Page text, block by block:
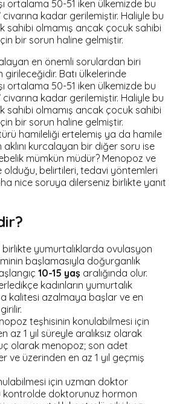
ortalama 50-51 iken ülkemizde bu
kadar gerilemiştir. Haliyle bu
sahibi olmamış ancak çocuk sahibi
bir sorun haline gelmiştir.
en önemli sorulardan biri
Batı ülkelerinde
ortalama 50-51 iken ülkemizde bu
kadar gerilemiştir. Haliyle bu
sahibi olmamış ancak çocuk sahibi
bir sorun haline gelmiştir.
hamileliği ertelemiş ya da hamile
aklını kurcalayan bir diğer soru ise
mümkün müdür? Menopoz ve
olduğu, belirtileri, tedavi yöntemleri
nice soruya dilerseniz birlikte yanıt
yumurtalıklarda ovulasyon
başlamasıyla doğurganlık
10-15 yaş aralığında olur.
kadınların yumurtalık
kalitesi azalmaya başlar ve en
teşhisinin konulabilmesi için
az 1 yıl süreyle aralıksız olarak
olarak menopoz; son adet
ve üzerinden en az 1 yıl geçmiş
için uzman doktor
kontrolde doktorunuz hormon